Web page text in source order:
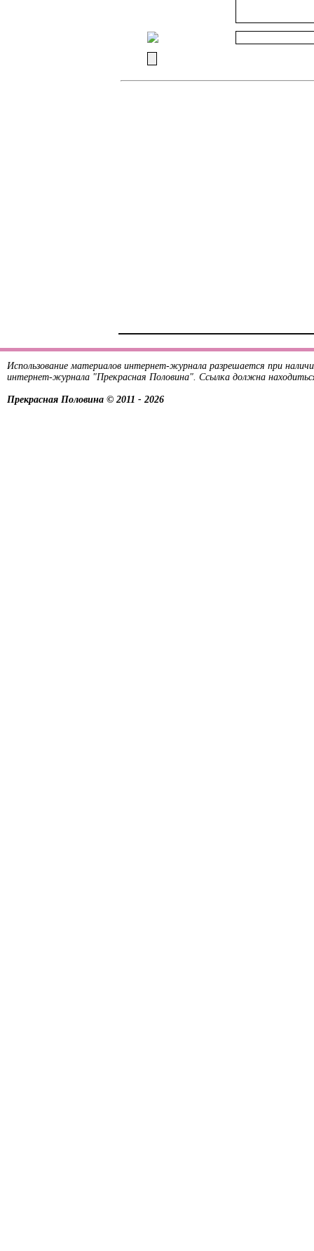
Использование материалов интернет-журнала разрешается при
интернет-журнала "Прекрасная Половина". Ссылка должна
Прекрасная Половина © 2011 - 2026